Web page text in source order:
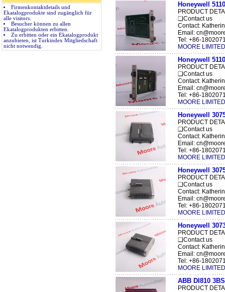
Firmenkontaktdetails und
Ekatalogprodukte sind zugänglich für
alle visitors.
Besucher können zu allen
Ekatalogprodukten erbitten.
Zu erbitten oder ein Ekatalogprodukt
anzubieten, ist Turkindex Mitgliedschaft
nicht notwendig.
Honeywell
PRODUCT
❑Contact us
Contact:
Email:
Tel: +86-
MOORE LIMITED
Honeywell
PRODUCT
❑Contact us
Contact:
Email:
Tel: +86-
MOORE LIMITED
Honeywell
PRODUCT
❑Contact us
Contact:
Email:
Tel: +86-
MOORE LIMITED
Honeywell
PRODUCT
❑Contact us
Contact:
Email:
Tel: +86-
MOORE LIMITED
Honeywell
PRODUCT
❑Contact us
Contact:
Email:
Tel: +86-
MOORE LIMITED
ABB DI810
PRODUCT